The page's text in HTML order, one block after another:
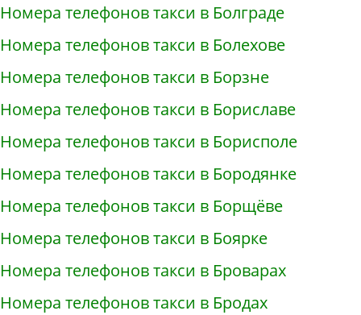
Номера телефонов такси в Болграде
Номера телефонов такси в Болехове
Номера телефонов такси в Борзне
Номера телефонов такси в Бориславе
Номера телефонов такси в Борисполе
Номера телефонов такси в Бородянке
Номера телефонов такси в Борщёве
Номера телефонов такси в Боярке
Номера телефонов такси в Броварах
Номера телефонов такси в Бродах